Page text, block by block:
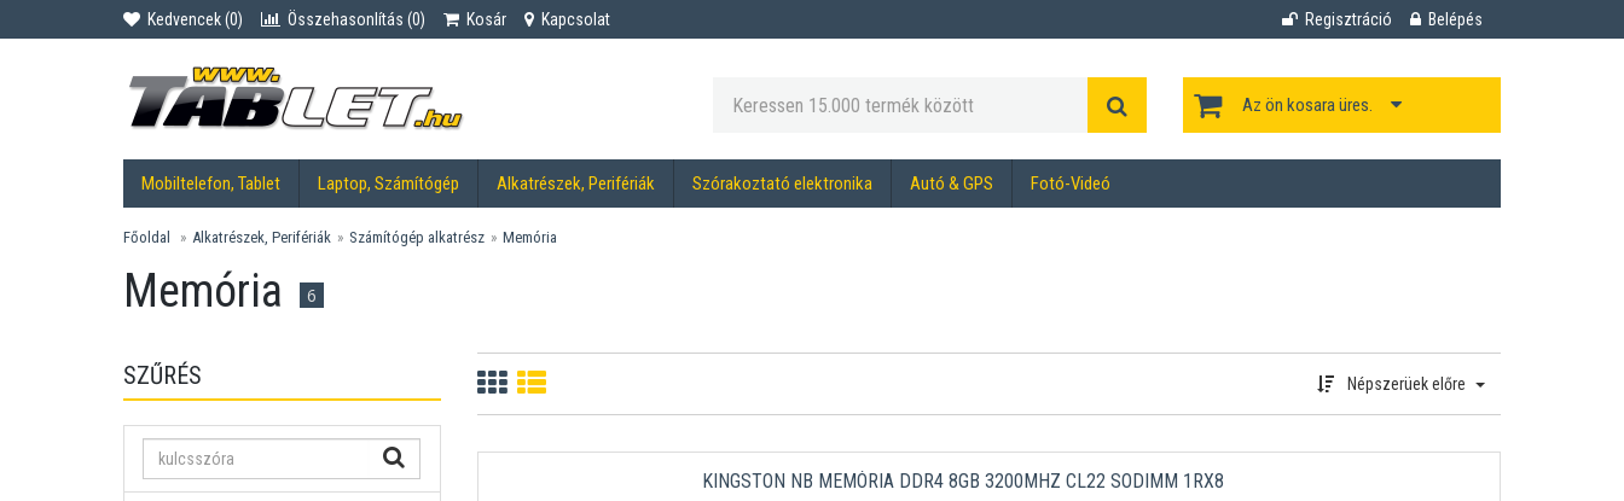
Kedvencek (0) Összehasonlítás (0) Kosár Kapcsolat Regisztráció Belépés
Az ön kosara üres.
Mobiltelefon, Tablet Laptop, Számítógép Alkatrészek, Perifériák Szórakoztató elektronika Autó & GPS Fotó-Videó
Főoldal Alkatrészek, Perifériák Számítógép alkatrész Memória
Memória 6
SZŰRÉS Népszerüek előre
KINGSTON NB MEMÓRIA DDR4 8GB 3200MHZ CL22 SODIMM 1RX8